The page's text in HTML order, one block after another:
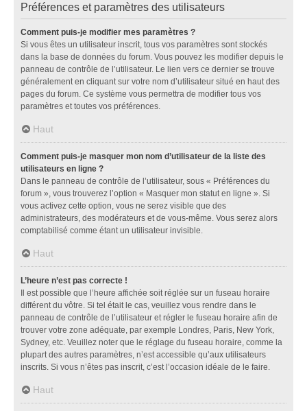
Préférences et paramètres des utilisateurs
Comment puis-je modifier mes paramètres ?
Si vous êtes un utilisateur inscrit, tous vos paramètres sont stockés
dans la base de données du forum. Vous pouvez les modifier depuis le
panneau de contrôle de l’utilisateur. Le lien vers ce dernier se trouve
généralement en cliquant sur votre nom d’utilisateur situé en haut des
pages du forum. Ce système vous permettra de modifier tous vos
paramètres et toutes vos préférences.
Haut
Comment puis-je masquer mon nom d’utilisateur de la liste des
utilisateurs en ligne ?
Dans le panneau de contrôle de l’utilisateur, sous « Préférences du
forum », vous trouverez l’option « Masquer mon statut en ligne ». Si
vous activez cette option, vous ne serez visible que des
administrateurs, des modérateurs et de vous-même. Vous serez alors
comptabilisé comme étant un utilisateur invisible.
Haut
L’heure n’est pas correcte !
Il est possible que l’heure affichée soit réglée sur un fuseau horaire
différent du vôtre. Si tel était le cas, veuillez vous rendre dans le
panneau de contrôle de l’utilisateur et régler le fuseau horaire afin de
trouver votre zone adéquate, par exemple Londres, Paris, New York,
Sydney, etc. Veuillez noter que le réglage du fuseau horaire, comme la
plupart des autres paramètres, n’est accessible qu’aux utilisateurs
inscrits. Si vous n’êtes pas inscrit, c’est l’occasion idéale de le faire.
Haut